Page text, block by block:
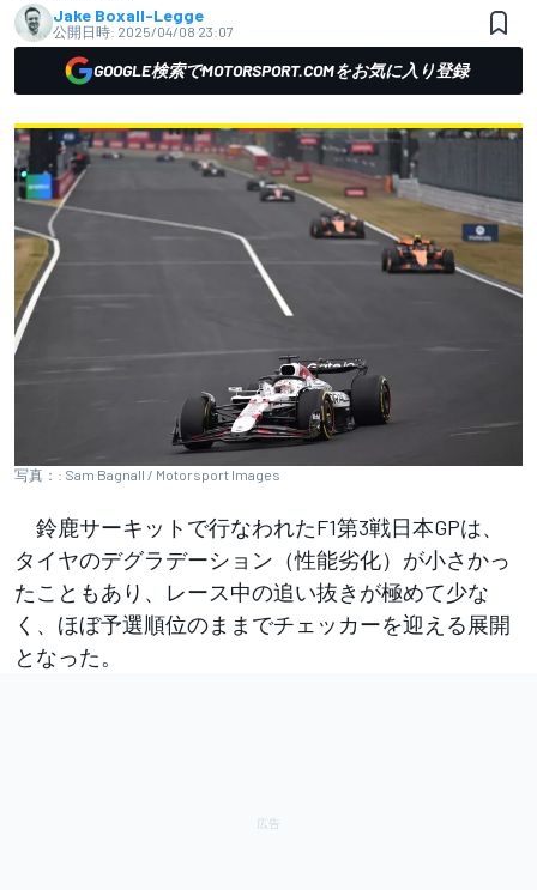
Jake Boxall-Legge
公開日時: 2025/04/08 23:07
GOOGLE検索でMOTORSPORT.COMをお気に入り登録
写真：: Sam Bagnall / Motorsport Images
鈴鹿サーキットで行なわれたF1第3戦日本GPは、
タイヤのデグラデーション（性能劣化）が小さかっ
たこともあり、レース中の追い抜きが極めて少な
く、ほぼ予選順位のままでチェッカーを迎える展開
となった。